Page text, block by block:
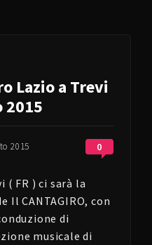
Lazio a Trevi
2015
2015 0
( FR ) ci sarà la
Il CANTAGIRO, con
di
musicale di